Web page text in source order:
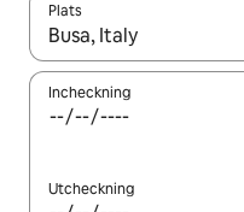
Plats
När resultaten är
Incheckning
Utcheckning